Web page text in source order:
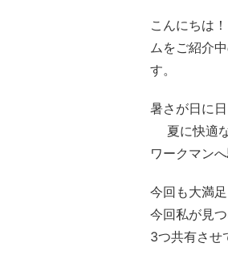
こんにちは
ムをご紹介
す。
暑さが日に
夏に快適な
ワークマン
今回も大満
今回私が見
3つ共有させ